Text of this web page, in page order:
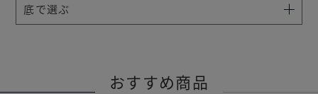
底で選ぶ
おすすめ商品